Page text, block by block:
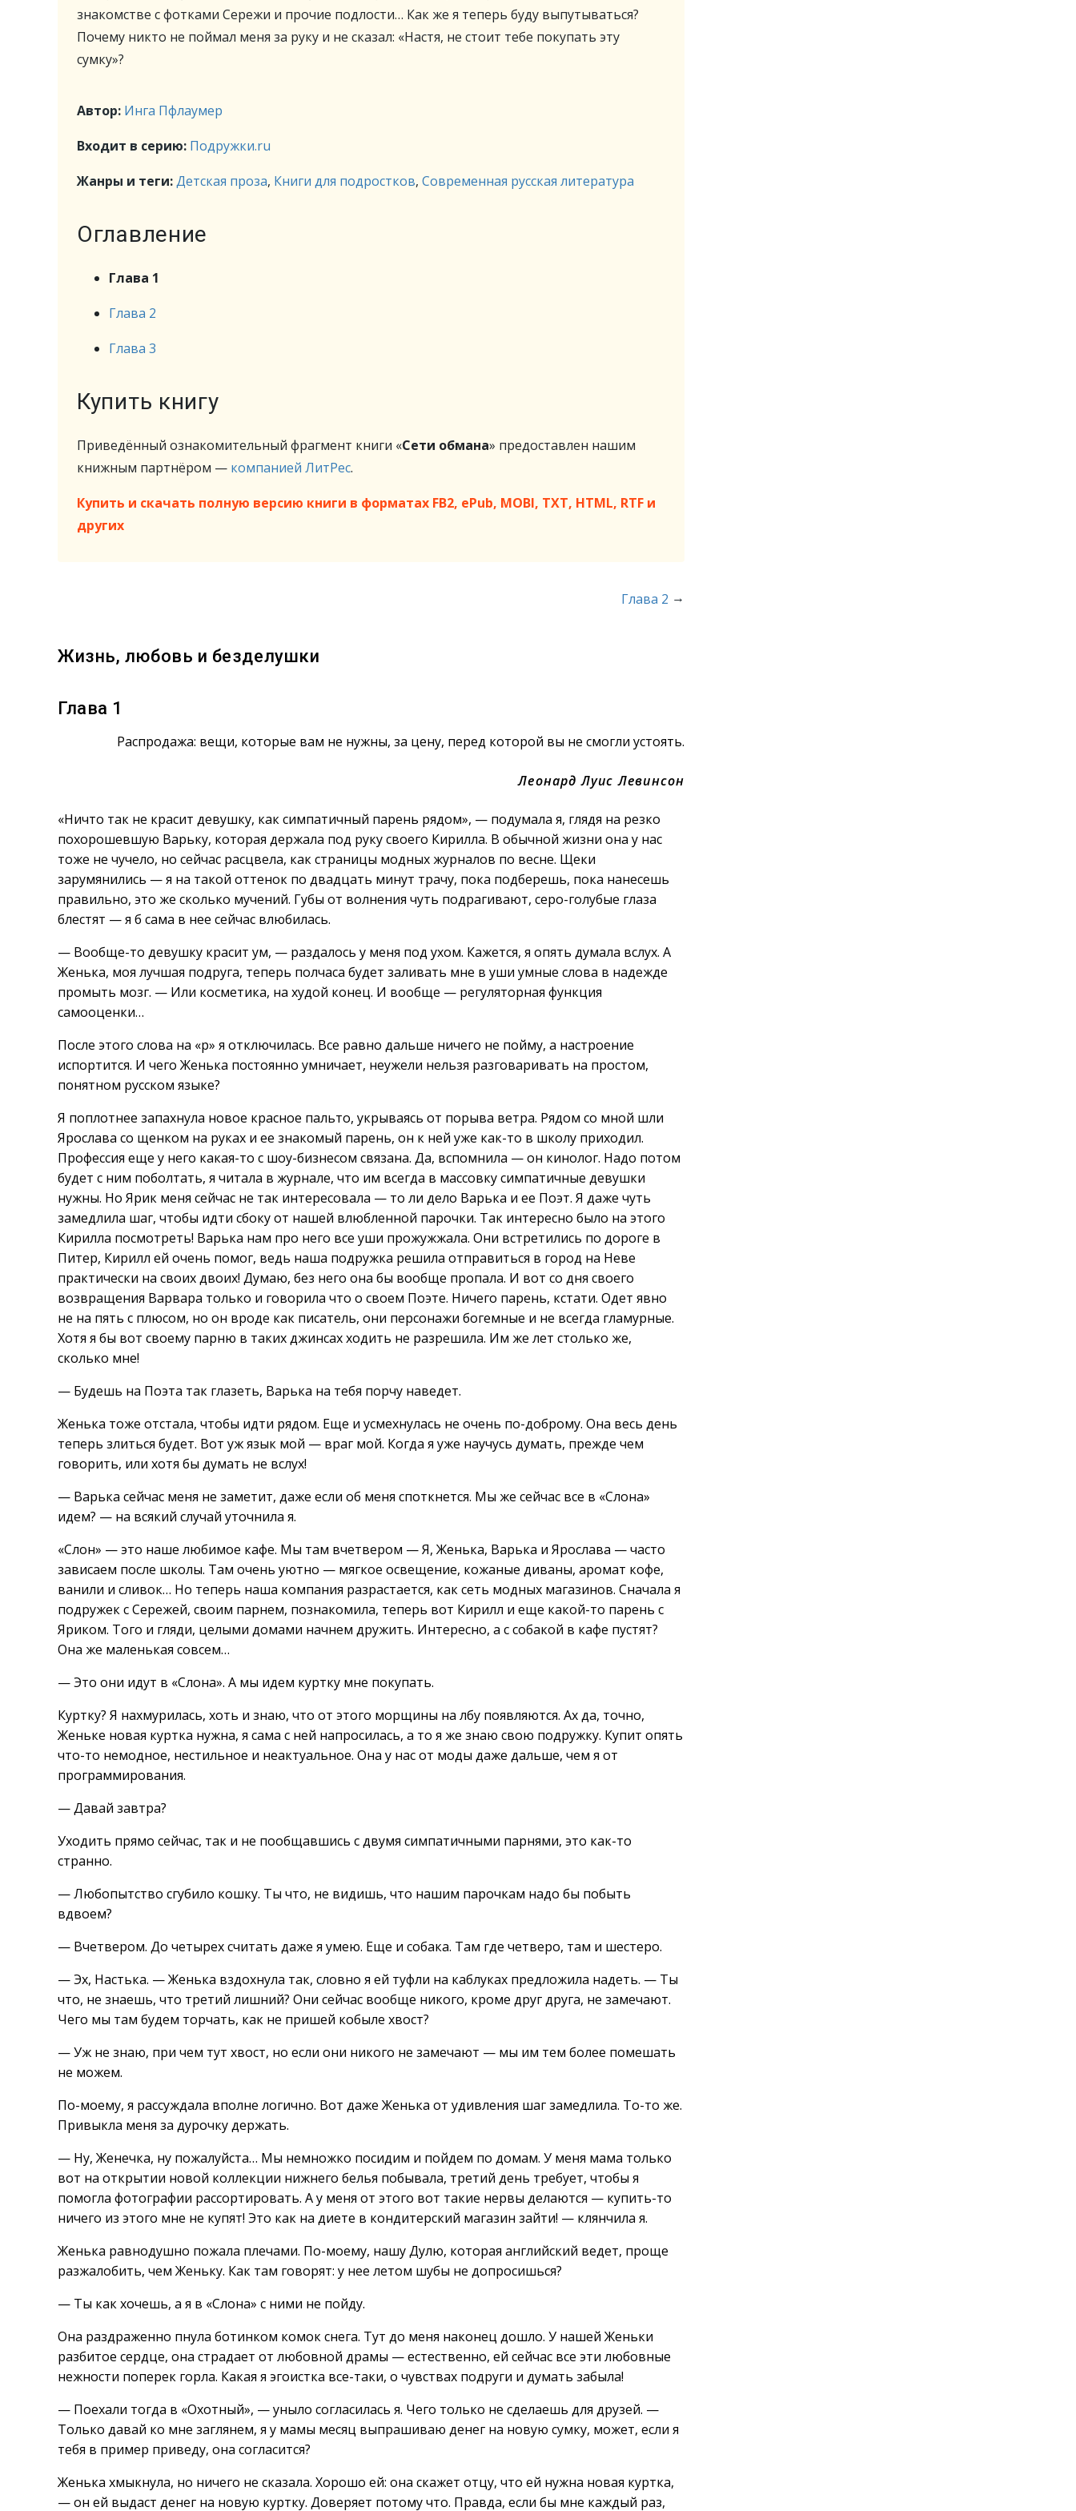
знакомстве с фотками Сережи и прочие подлости… Как же я теперь буду выпутываться?
Почему никто не поймал меня за руку и не сказал: «Настя, не стоит тебе покупать эту
сумку»?
Автор: Инга Пфлаумер
Входит в серию: Подружки.ru
Жанры и теги:Детская проза, Книги для подростков, Современная русская литература
Оглавление
Глава 1
Глава 2
Глава 3
Купить книгу
Приведённый ознакомительный фрагмент книги «Сети обмана» предоставлен нашим
книжным партнёром — компанией ЛитРес.
Купить и скачать полную версию книги в форматах FB2, ePub, MOBI, TXT, HTML, RTF и
других
Глава 2 →
Жизнь, любовь и безделушки
Глава 1
Распродажа: вещи, которые вам не нужны, за цену, перед которой вы не смогли устоять.
Леонард Луис Левинсон
«Ничто так не красит девушку, как симпатичный парень рядом», — подумала я, глядя на резко
похорошевшую Варьку, которая держала под руку своего Кирилла. В обычной жизни она у нас
тоже не чучело, но сейчас расцвела, как страницы модных журналов по весне. Щеки
зарумянились — я на такой оттенок по двадцать минут трачу, пока подберешь, пока нанесешь
правильно, это же сколько мучений. Губы от волнения чуть подрагивают, серо-голубые глаза
блестят — я б сама в нее сейчас влюбилась.
— Вообще-то девушку красит ум, — раздалось у меня под ухом. Кажется, я опять думала вслух. А
Женька, моя лучшая подруга, теперь полчаса будет заливать мне в уши умные слова в надежде
промыть мозг. — Или косметика, на худой конец. И вообще — регуляторная функция
самооценки…
После этого слова на «р» я отключилась. Все равно дальше ничего не пойму, а настроение
испортится. И чего Женька постоянно умничает, неужели нельзя разговаривать на простом,
понятном русском языке?
Я поплотнее запахнула новое красное пальто, укрываясь от порыва ветра. Рядом со мной шли
Ярослава со щенком на руках и ее знакомый парень, он к ней уже как-то в школу приходил.
Профессия еще у него какая-то с шоу-бизнесом связана. Да, вспомнила — он кинолог. Надо потом
будет с ним поболтать, я читала в журнале, что им всегда в массовку симпатичные девушки
нужны. Но Ярик меня сейчас не так интересовала — то ли дело Варька и ее Поэт. Я даже чуть
замедлила шаг, чтобы идти сбоку от нашей влюбленной парочки. Так интересно было на этого
Кирилла посмотреть! Варька нам про него все уши прожужжала. Они встретились по дороге в
Питер, Кирилл ей очень помог, ведь наша подружка решила отправиться в город на Неве
практически на своих двоих! Думаю, без него она бы вообще пропала. И вот со дня своего
возвращения Варвара только и говорила что о своем Поэте. Ничего парень, кстати. Одет явно
не на пять с плюсом, но он вроде как писатель, они персонажи богемные и не всегда гламурные.
Хотя я бы вот своему парню в таких джинсах ходить не разрешила. Им же лет столько же,
сколько мне!
— Будешь на Поэта так глазеть, Варька на тебя порчу наведет.
Женька тоже отстала, чтобы идти рядом. Еще и усмехнулась не очень по-доброму. Она весь день
теперь злиться будет. Вот уж язык мой — враг мой. Когда я уже научусь думать, прежде чем
говорить, или хотя бы думать не вслух!
— Варька сейчас меня не заметит, даже если об меня споткнется. Мы же сейчас все в «Слона»
идем? — на всякий случай уточнила я.
«Слон» — это наше любимое кафе. Мы там вчетвером — Я, Женька, Варька и Ярослава — часто
зависаем после школы. Там очень уютно — мягкое освещение, кожаные диваны, аромат кофе,
ванили и сливок… Но теперь наша компания разрастается, как сеть модных магазинов. Сначала я
подружек с Сережей, своим парнем, познакомила, теперь вот Кирилл и еще какой-то парень с
Яриком. Того и гляди, целыми домами начнем дружить. Интересно, а с собакой в кафе пустят?
Она же маленькая совсем…
— Это они идут в «Слона». А мы идем куртку мне покупать.
Куртку? Я нахмурилась, хоть и знаю, что от этого морщины на лбу появляются. Ах да, точно,
Женьке новая куртка нужна, я сама с ней напросилась, а то я же знаю свою подружку. Купит опять
что-то немодное, нестильное и неактуальное. Она у нас от моды даже дальше, чем я от
программирования.
— Давай завтра?
Уходить прямо сейчас, так и не пообщавшись с двумя симпатичными парнями, это как-то
странно.
— Любопытство сгубило кошку. Ты что, не видишь, что нашим парочкам надо бы побыть
вдвоем?
— Вчетвером. До четырех считать даже я умею. Еще и собака. Там где четверо, там и шестеро.
— Эх, Настька. — Женька вздохнула так, словно я ей туфли на каблуках предложила надеть. — Ты
что, не знаешь, что третий лишний? Они сейчас вообще никого, кроме друг друга, не замечают.
Чего мы там будем торчать, как не пришей кобыле хвост?
— Уж не знаю, при чем тут хвост, но если они никого не замечают — мы им тем более помешать
не можем.
По-моему, я рассуждала вполне логично. Вот даже Женька от удивления шаг замедлила. То-то же.
Привыкла меня за дурочку держать.
— Ну, Женечка, ну пожалуйста… Мы немножко посидим и пойдем по домам. У меня мама только
вот на открытии новой коллекции нижнего белья побывала, третий день требует, чтобы я
помогла фотографии рассортировать. А у меня от этого вот такие нервы делаются — купить-то
ничего из этого мне не купят! Это как на диете в кондитерский магазин зайти! — клянчила я.
Женька равнодушно пожала плечами. По-моему, нашу Дулю, которая английский ведет, проще
разжалобить, чем Женьку. Как там говорят: у нее летом шубы не допросишься?
— Ты как хочешь, а я в «Слона» с ними не пойду.
Она раздраженно пнула ботинком комок снега. Тут до меня наконец дошло. У нашей Женьки
разбитое сердце, она страдает от любовной драмы — естественно, ей сейчас все эти любовные
нежности поперек горла. Какая я эгоистка все-таки, о чувствах подруги и думать забыла!
— Поехали тогда в «Охотный», — уныло согласилась я. Чего только не сделаешь для друзей. —
Только давай ко мне заглянем, я у мамы месяц выпрашиваю денег на новую сумку, может, если я
тебя в пример приведу, она согласится?
Женька хмыкнула, но ничего не сказала. Хорошо ей: она скажет отцу, что ей нужна новая куртка,
— он ей выдаст денег на новую куртку. Доверяет потому что. Правда, если бы мне каждый раз,